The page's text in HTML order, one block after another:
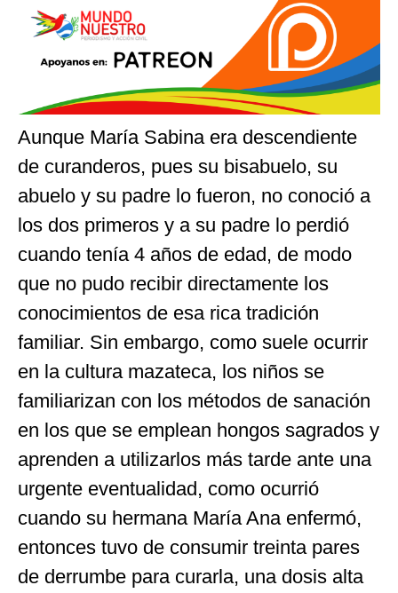
Aunque María Sabina era descendiente
de curanderos, pues su bisabuelo, su
abuelo y su padre lo fueron, no conoció a
los dos primeros y a su padre lo perdió
cuando tenía 4 años de edad, de modo
que no pudo recibir directamente los
conocimientos de esa rica tradición
familiar. Sin embargo, como suele ocurrir
en la cultura mazateca, los niños se
familiarizan con los métodos de sanación
en los que se emplean hongos sagrados y
aprenden a utilizarlos más tarde ante una
urgente eventualidad, como ocurrió
cuando su hermana María Ana enfermó,
entonces tuvo de consumir treinta pares
de derrumbe para curarla, una dosis alta